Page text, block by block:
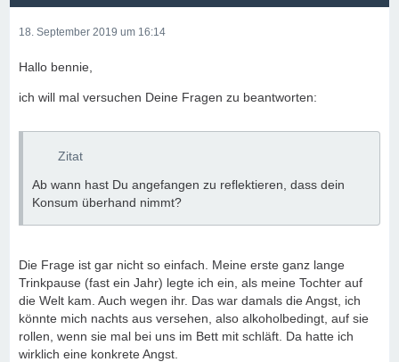
18. September 2019 um 16:14
Hallo bennie,
ich will mal versuchen Deine Fragen zu beantworten:
Zitat
Ab wann hast Du angefangen zu reflektieren, dass dein
Konsum überhand nimmt?
Die Frage ist gar nicht so einfach. Meine erste ganz lange
Trinkpause (fast ein Jahr) legte ich ein, als meine Tochter auf
die Welt kam. Auch wegen ihr. Das war damals die Angst, ich
könnte mich nachts aus versehen, also alkoholbedingt, auf sie
rollen, wenn sie mal bei uns im Bett mit schläft. Da hatte ich
wirklich eine konkrete Angst.